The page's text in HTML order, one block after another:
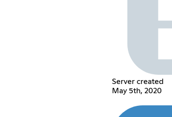
Server created
May 5th, 2020